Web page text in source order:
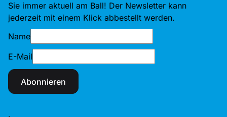
Sie immer aktuell am Ball! Der Newsletter kann
jederzeit mit einem Klick abbestellt werden.
Name
E-Mail
Abonnieren